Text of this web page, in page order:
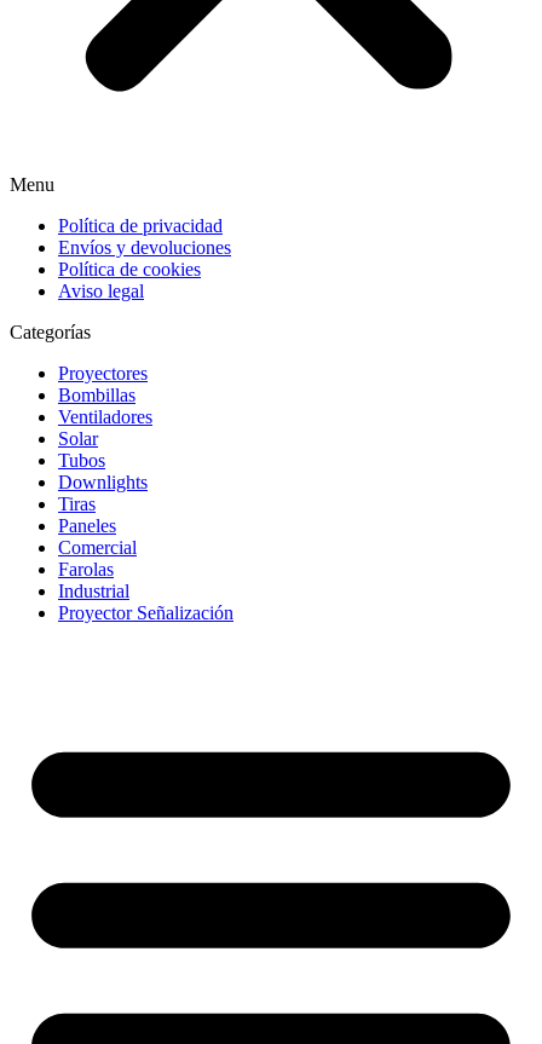
Menu
Política de privacidad
Envíos y devoluciones
Política de cookies
Aviso legal
Categorías
Proyectores
Bombillas
Ventiladores
Solar
Tubos
Downlights
Tiras
Paneles
Comercial
Farolas
Industrial
Proyector Señalización